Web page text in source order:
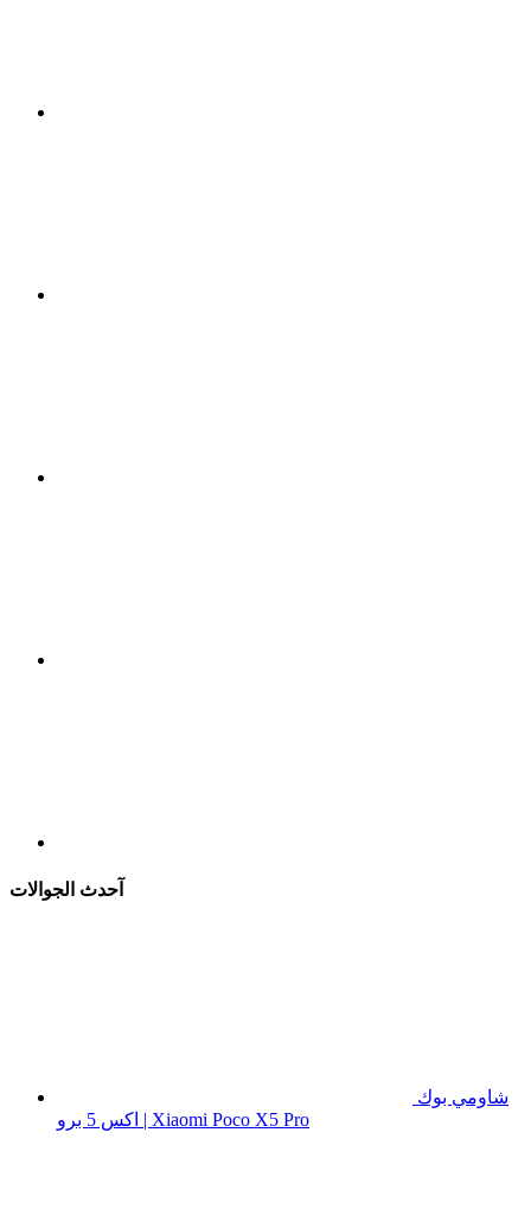
آحدث الجوالات
شاومي بوك
اكس 5 برو | Xiaomi Poco X5 Pro